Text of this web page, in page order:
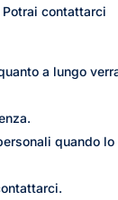
contattarci
a lungo
quando lo